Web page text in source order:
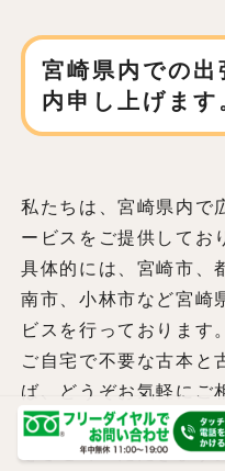
宮崎県内での出
内申し上げます
私たちは、宮崎県内で
ービスをご提供してお
具体的には、宮崎市、
南市、小林市など宮崎
ビスを行っております。
ご自宅で不要な古本と
ば、どうぞお気軽にご
私たちはお客様のご自
をさせていただきます